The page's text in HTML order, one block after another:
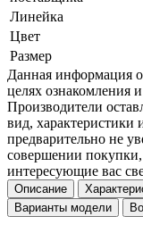
Линейка
Цвет
Размер
Данная информация о
целях ознакомления
Производители
вид, характеристики
предварительно не
совершении покупки,
интересующие вас
Описание
Варианты модели